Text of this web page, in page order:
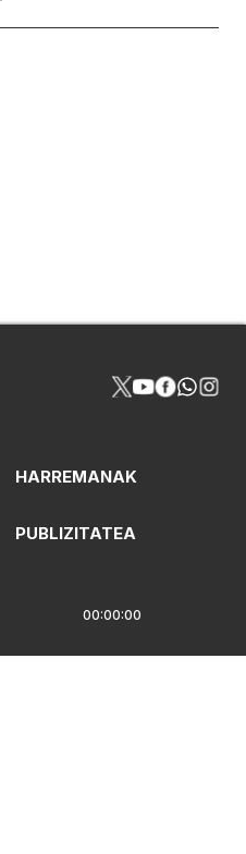
00:00:00
HARREMANAK
PUBLIZITATEA